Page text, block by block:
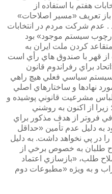
هفتم با استفاده از
تعريف «مسير اصلاحات»
عدم شركت مردم در انتخابات
سيستم موجود» بود
كردن ملت ايران به
از قهر با صندوق هاي رأي است
براي رفراندوم قانون
سياسي فعلي هيچ راهي
نهادها و ساختارهاي اصلي
مشرعيت قانوني پوشيده و
از اكنون به روشني
فروتر از هدف مذكور براي
به دليل عدم تأمين «حداقل
در پي نخواهد داشت. به دليل
طلبان به خصوص برخي از
طلب، «بازسازي اعتماد
و به ويژه «مطبوعات دوم